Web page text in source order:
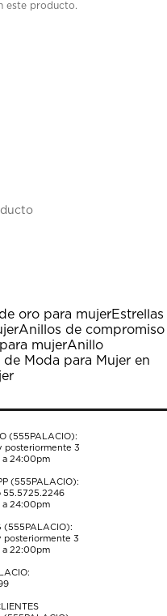
este producto.
oro para mujerEstrellas
Anillos de compromiso
mujerAnillo
de Moda para Mujer en
(555PALACIO):
posteriormente 3
a 24:00pm
(555PALACIO):
55.5725.2246
a 24:00pm
(555PALACIO):
posteriormente 3
a 22:00pm